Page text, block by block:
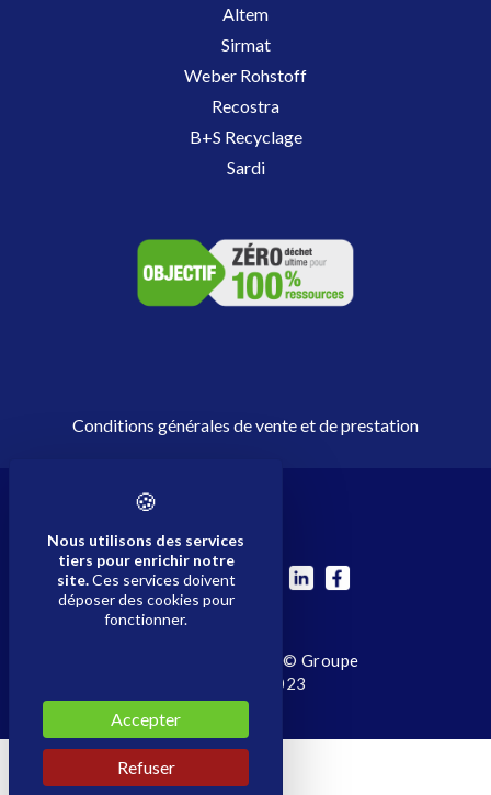
Altem
Sirmat
Weber Rohstoff
Recostra
B+S Recyclage
Sardi
Conditions générales de vente et de prestation
Suivez nous sur
| © Groupe
SCHROLL 2023
Nous utilisons des services
tiers pour enrichir notre
site.Ces services doivent
déposer des cookies pour
fonctionner.
Accepter
Refuser